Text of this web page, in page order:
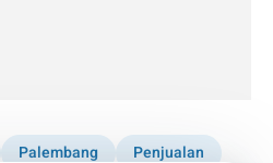
Palembang Penjualan